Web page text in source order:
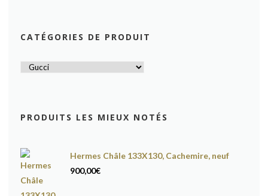
CATÉGORIES DE PRODUIT
PRODUITS LES MIEUX NOTÉS
Hermes Châle 133X130, Cachemire, neuf
900,00€